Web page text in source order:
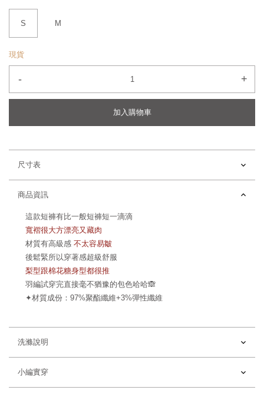
S M
現貨
- +
加入購物車
尺寸表
商品資訊
這款短褲有比一般短褲短一滴滴
寬褶很大方漂亮又藏肉
材質有高級感 不太容易皺
後鬆緊所以穿著感超級舒服
梨型跟棉花糖身型都很推
羽編試穿完直接毫不猶豫的包色哈哈🙈
✦材質成份：97%聚酯纖維+3%彈性纖維
洗滌說明
小編實穿